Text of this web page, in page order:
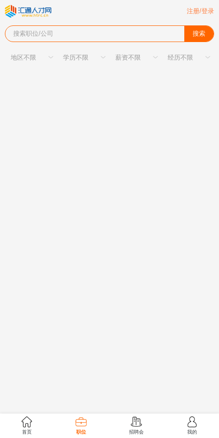
注册/登录
搜索职位/公司 搜索
首页 职位 招聘会 我的